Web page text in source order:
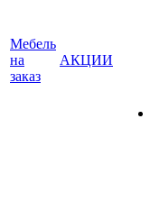
Мебель
на
заказ
АКЦИИ